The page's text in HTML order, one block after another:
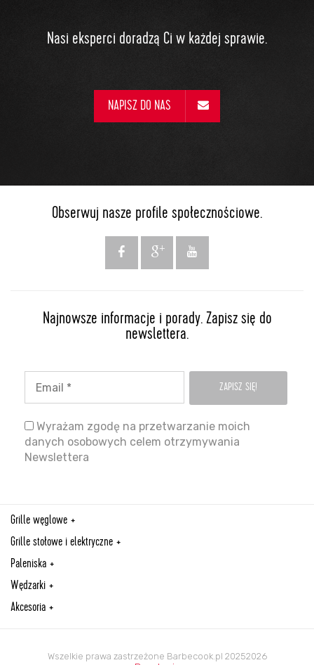
Nasi eksperci doradzą Ci w każdej sprawie.
NAPISZ DO NAS
Obserwuj nasze profile społecznościowe.
Najnowsze informacje i porady. Zapisz się do
newslettera.
Wyrażam zgodę na przetwarzanie moich
danych osobowych celem otrzymywania
Newslettera
Grille węglowe
Grille stołowe i elektryczne
Paleniska
Wędzarki
Akcesoria
Wszelkie prawa zastrzeżone Barbecook.pl 20252026